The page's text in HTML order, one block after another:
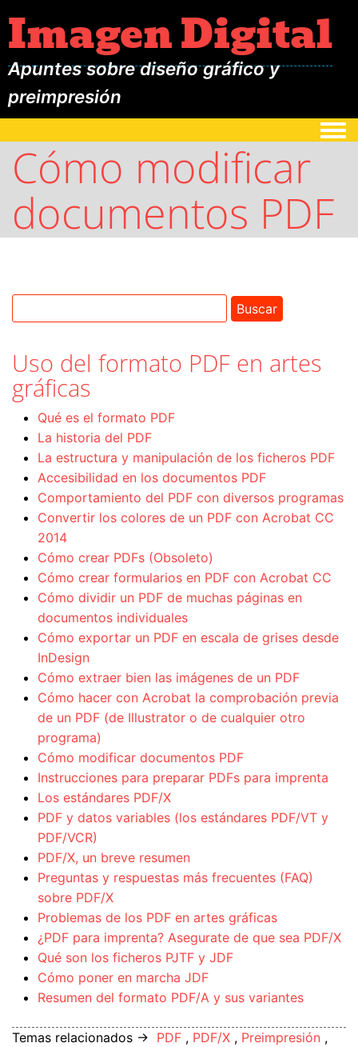
Imagen Digital
Apuntes sobre diseño gráfico y
preimpresión
Cómo modificar
documentos PDF
Uso del formato PDF en artes
gráficas
Qué es el formato PDF
La historia del PDF
La estructura y manipulación de los ficheros PDF
Accesibilidad en los documentos PDF
Comportamiento del PDF con diversos programas
Convertir los colores de un PDF con Acrobat CC
2014
Cómo crear PDFs (Obsoleto)
Cómo crear formularios en PDF con Acrobat CC
Cómo dividir un PDF de muchas páginas en
documentos individuales
Cómo exportar un PDF en escala de grises desde
InDesign
Cómo extraer bien las imágenes de un PDF
Cómo hacer con Acrobat la comprobación previa
de un PDF (de Illustrator o de cualquier otro
programa)
Cómo modificar documentos PDF
Instrucciones para preparar PDFs para imprenta
Los estándares PDF/X
PDF y datos variables (los estándares PDF/VT y
PDF/VCR)
PDF/X, un breve resumen
Preguntas y respuestas más frecuentes (FAQ)
sobre PDF/X
Problemas de los PDF en artes gráficas
¿PDF para imprenta? Asegurate de que sea PDF/X
Qué son los ficheros PJTF y JDF
Cómo poner en marcha JDF
Resumen del formato PDF/A y sus variantes
Temas relacionados → PDF , PDF/X , Preimpresión ,